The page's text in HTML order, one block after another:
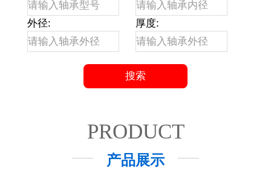
外径: 厚度:
PRODUCT
产品展示